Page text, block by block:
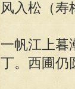
风入松（寿
一帆江上暮
丁。西圃仍